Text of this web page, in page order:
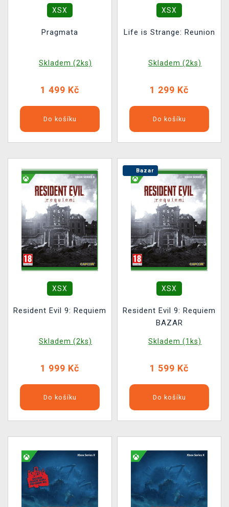
XSX
Pragmata
Skladem (2ks)
1 499 Kč
Do košíku
XSX
Life is Strange: Reunion
Skladem (2ks)
1 299 Kč
Do košíku
XSX
Resident Evil 9: Requiem
Skladem (2ks)
1 999 Kč
Do košíku
Bazar
XSX
Resident Evil 9: Requiem
BAZAR
Skladem (1ks)
1 599 Kč
Do košíku